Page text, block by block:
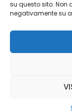
su questo sito. Non
negativamente su